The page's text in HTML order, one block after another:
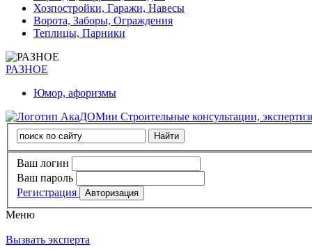
Хозпостройки, Гаражи, Навесы
Ворота, Заборы, Ограждения
Теплицы, Парники
РАЗНОЕ
Юмор, афоризмы
Строительные консультации,
Ваш логин
Ваш пароль
Регистрация
Меню
Вызвать эксперта